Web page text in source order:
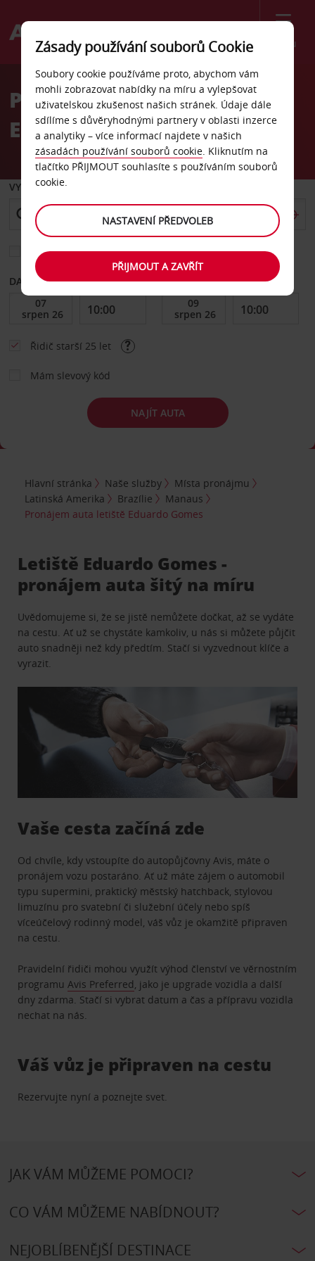
Menu
Welcome
AvisPronájem auta letiště
Eduardo Gomes
VYZVEDNOUT Z
Vyberte si jiné místo vrácení
DATUM OD DATUM DO
Řidič starší 25 let
Mám slevový kód
NAJÍT AUTA
Hlavní stránka Naše služby
Místa pronájmu
Latinská Amerika
Brazílie
Manaus
Pronájem auta letiště Eduardo Gomes
Letiště Eduardo Gomes -
pronájem auta šitý na míru
Uvědomujeme si, že se jistě nemůžete dočkat, až se vydáte
na cestu. Ať už se chystáte kamkoliv, u nás si můžete půjčit
auto snadněji než kdy předtím. Stačí si vyzvednout klíče a
vyrazit.
Vaše cesta začíná zde
Od chvíle, kdy vstoupíte do autopůjčovny Avis, máte o
pronájem vozu postaráno. Ať už máte zájem o automobil
typu supermini, praktický městský hatchback, stylovou
limuzínu pro svatební či služební účely nebo spíš
víceúčelový rodinný model, váš vůz je okamžitě připraven
na cestu.
Pravidelní řidiči mohou využít výhod členství ve věrnostním
programuAvis Preferred, jako je upgrade vozidla a další
dny zdarma. Stačí si vybrat datum a čas a přípravu vozidla
nechat na nás.
Váš vůz je připraven na cestu
Rezervujte nyní a poznejte svet.
JAK VÁM MŮŽEME POMOCI?
CO VÁM MŮŽEME NABÍDNOUT?
NEJOBLÍBENĚJŠÍ DESTINACE
Zásady používání souborů Cookie
Soubory cookie používáme proto, abychom vám
mohli zobrazovat nabídky na míru a vylepšovat
uživatelskou zkušenost našich stránek. Údaje dále
sdílíme s důvěryhodnými partnery v oblasti inzerce
a analytiky – více informací najdete v našich
zásadách používání souborů cookie. Kliknutím na
tlačítko PŘIJMOUT souhlasíte s používáním souborů
cookie.
NASTAVENÍ PŘEDVOLEB
PŘIJMOUT A ZAVŘÍT